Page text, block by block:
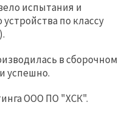
испытания и
по классу
в сборочном
успешно.
ООО ПО "ХСК".